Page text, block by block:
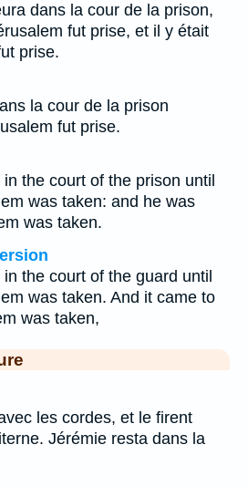
dans la cour de la prison,
fut prise, et il y était
prise.
la cour de la prison
fut prise.
the court of the prison until
was taken: and he was
was taken.
the court of the guard until
was taken. And it came to
was taken,
les cordes, et le firent
Jérémie resta dans la